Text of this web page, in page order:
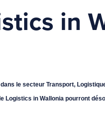
in
le secteur Transport,
Logistics in Wallonia pourront